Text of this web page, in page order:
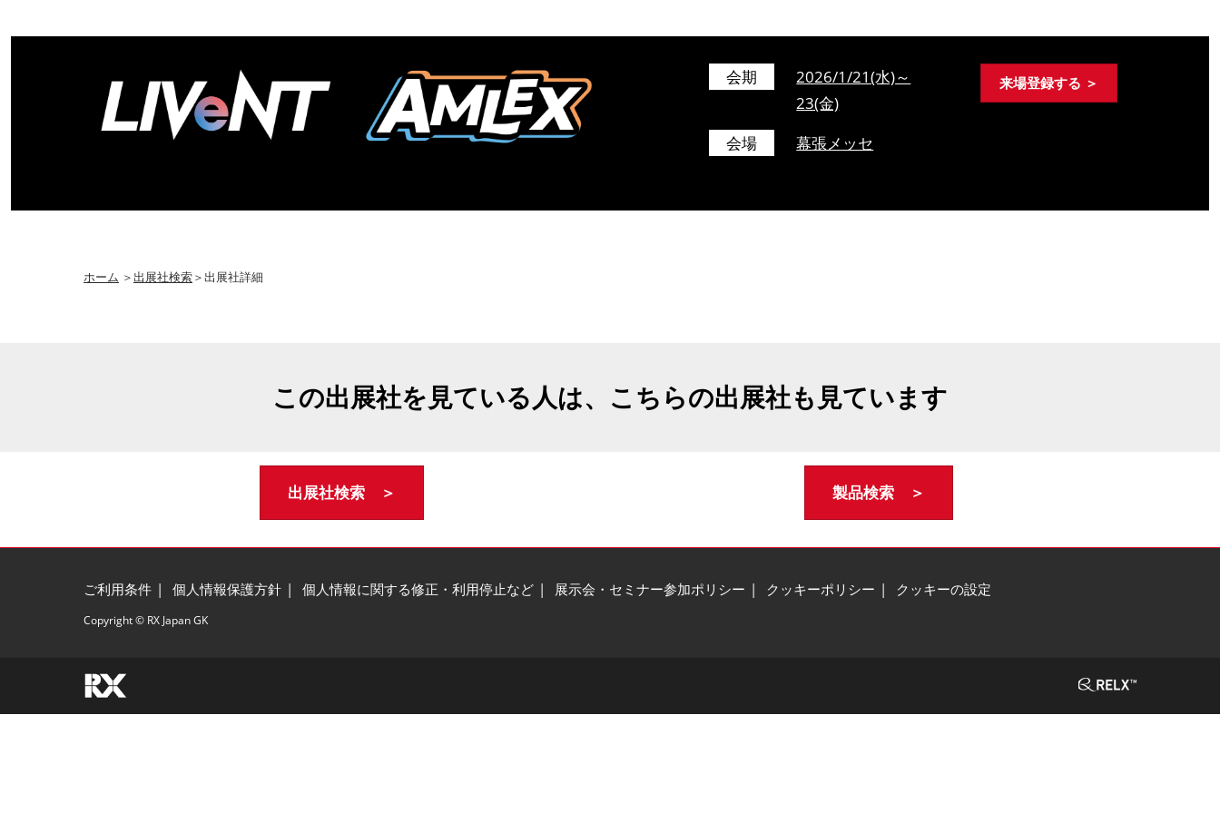
会期
2026/1/21(水)～
23(金)
会場
幕張メッセ
来場登録する ＞
ホーム ＞出展社検索＞出展社詳細
この出展社を見ている人は、こちらの出展社も見ています
出展社検索 ＞ 製品検索 ＞
ご利用条件 個人情報保護方針 個人情報に関する修正・利用停止など 展示会・セミナー参加ポリシー クッキーポリシー クッキーの設定
Copyright © RX Japan GK